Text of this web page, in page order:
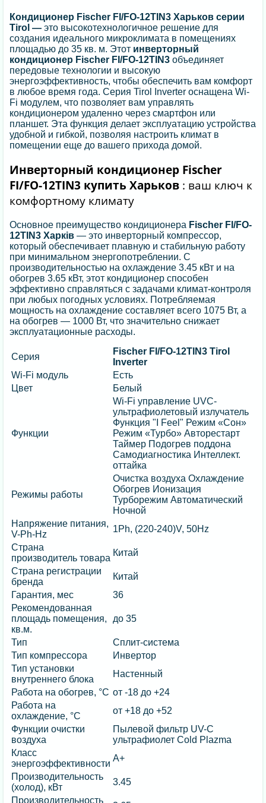
Кондиционер Fischer FI/FO-12TIN3 Харьков серии
Tirol — это высокотехнологичное решение для
создания идеального микроклимата в помещениях
площадью до 35 кв. м. Этот инверторный
кондиционер Fischer FI/FO-12TIN3 объединяет
передовые технологии и высокую
энергоэффективность, чтобы обеспечить вам комфорт
в любое время года. Серия Tirol Inverter оснащена Wi-
Fi модулем, что позволяет вам управлять
кондиционером удаленно через смартфон или
планшет. Эта функция делает эксплуатацию устройства
удобной и гибкой, позволяя настроить климат в
помещении еще до вашего прихода домой.
Инверторный кондиционер Fischer
FI/FO-12TIN3 купить Харьков : ваш ключ к
комфортному климату
Основное преимущество кондиционера Fischer FI/FO-
12TIN3 Харків — это инверторный компрессор,
который обеспечивает плавную и стабильную работу
при минимальном энергопотреблении. С
производительностью на охлаждение 3.45 кВт и на
обогрев 3.65 кВт, этот кондиционер способен
эффективно справляться с задачами климат-контроля
при любых погодных условиях. Потребляемая
мощность на охлаждение составляет всего 1075 Вт, а
на обогрев — 1000 Вт, что значительно снижает
эксплуатационные расходы.
Серия
Fischer FI/FO-12TIN3 Tirol
Inverter
Wi-Fi модуль
Есть
Цвет
Белый
Функции
Wi-Fi управление UVC-
ультрафиолетовый излучатель
Функция "I Feel" Режим «Сон»
Режим «Турбо» Авторестарт
Таймер Подогрев поддона
Самодиагностика Интеллект.
оттайка
Режимы работы
Очистка воздуха Охлаждение
Обогрев Ионизация
Турборежим Автоматический
Ночной
Напряжение питания,
V-Ph-Hz
1Ph, (220-240)V, 50Hz
Страна
производитель товара
Китай
Страна регистрации
бренда
Китай
Гарантия, мес
36
Рекомендованная
площадь помещения,
кв.м.
до 35
Тип
Сплит-система
Тип компрессора
Инвертор
Тип установки
внутреннего блока
Настенный
Работа на обогрев, °C от -18 до +24
Работа на
охлаждение, °C
от +18 до +52
Функции очистки
воздуха
Пылевой фильтр UV-C
ультрафиолет Cold Plazma
Класс
энергоэффективности
А+
Производительность
(холод), кВт
3.45
Производительность